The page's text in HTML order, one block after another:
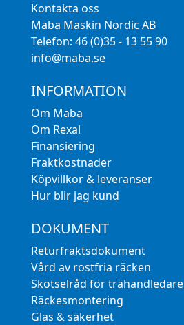
Kontakta oss
Maba Maskin Nordic AB
Telefon: 46 (0)35 - 13 55 90
info@maba.se
INFORMATION
Om Maba
Om Rexal
Finansiering
Fraktkostnader
Köpvillkor & leveranser
Hur blir jag kund
DOKUMENT
Returfraktsdokument
Vård av rostfria räcken
Skötselråd för trähandledare
Räckesmontering
Glas & säkerhet